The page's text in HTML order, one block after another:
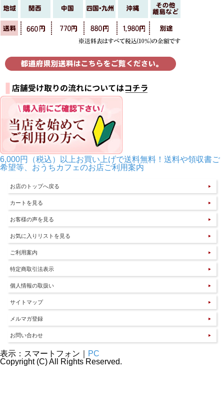
6,000円（税込）以上お買い上げで送料無料！送料や領収書ご
希望等、おうちカフェのお店ご利用案内
お店のトップへ戻る
カートを見る
お客様の声を見る
お気に入りリストを見る
ご利用案内
特定商取引法表示
個人情報の取扱い
サイトマップ
メルマガ登録
お問い合わせ
表示：スマートフォン｜
PC
Copyright (C) All Rights Reserved.